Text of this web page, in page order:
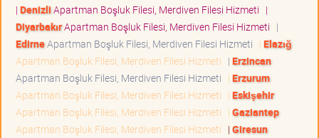
| DenizliApartman Boşluk Filesi, Merdiven Filesi Hizmeti |
DiyarbakırApartman Boşluk Filesi, Merdiven Filesi Hizmeti |
EdirneApartman Boşluk Filesi, Merdiven Filesi Hizmeti | Elazığ
Apartman Boşluk Filesi, Merdiven Filesi Hizmeti | Erzincan
Apartman Boşluk Filesi, Merdiven Filesi Hizmeti | Erzurum
Apartman Boşluk Filesi, Merdiven Filesi Hizmeti | Eskişehir
Apartman Boşluk Filesi, Merdiven Filesi Hizmeti | Gaziantep
Apartman Boşluk Filesi, Merdiven Filesi Hizmeti | Giresun